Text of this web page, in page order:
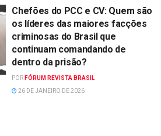
Chefões do PCC e CV: Quem são
os líderes das maiores facções
criminosas do Brasil que
continuam comandando de
dentro da prisão?
POR FÓRUM REVISTA BRASIL
26 DE JANEIRO DE 2026